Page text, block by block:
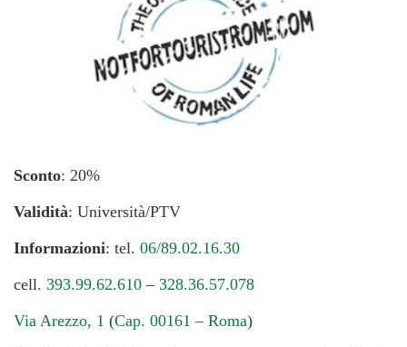
Sconto: 20%
Validità: Università/PTV
Informazioni: tel. 06/89.02.16.30
cell. 393.99.62.610 – 328.36.57.078
Via Arezzo, 1 (Cap. 00161 – Roma)